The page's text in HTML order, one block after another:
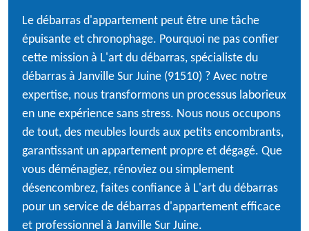
Le débarras d'appartement peut être une tâche
épuisante et chronophage. Pourquoi ne pas confier
cette mission à L'art du débarras, spécialiste du
débarras à Janville Sur Juine (91510) ? Avec notre
expertise, nous transformons un processus laborieux
en une expérience sans stress. Nous nous occupons
de tout, des meubles lourds aux petits encombrants,
garantissant un appartement propre et dégagé. Que
vous déménagiez, rénoviez ou simplement
désencombrez, faites confiance à L'art du débarras
pour un service de débarras d'appartement efficace
et professionnel à Janville Sur Juine.